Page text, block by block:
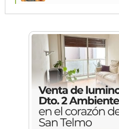
Vacaciones de
y shows de las
La histórica FM En
lo festejará con un
Sexo, deseo y
Morón con "Encendé